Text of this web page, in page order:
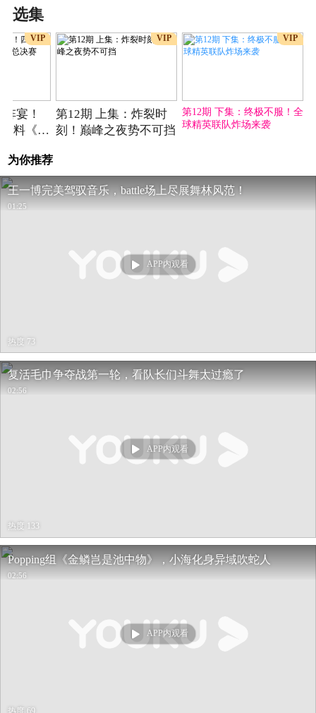
选集
VIP
宴！
料《街
VIP
第12期 上集：炸裂时
刻！巅峰之夜势不可挡
VIP
第12期 下集：终极不服！全
球精英联队炸场来袭
为你推荐
王一博完美驾驭音乐，battle场上尽展舞林风范！
01:25
APP内观看
热度 73
复活毛巾争夺战第一轮，看队长们斗舞太过瘾了
02:56
APP内观看
热度 133
Popping组《金鳞岂是池中物》，小海化身异域吹蛇人
02:56
APP内观看
热度 69